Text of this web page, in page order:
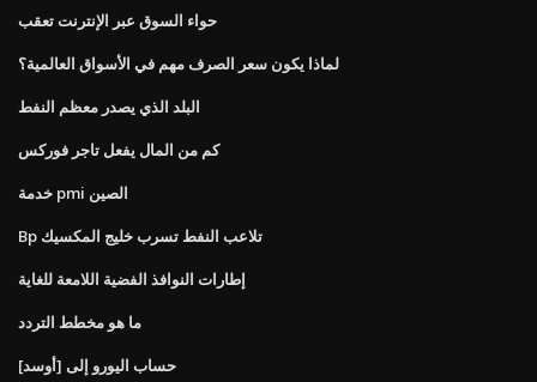
حواء السوق عبر الإنترنت تعقب
لماذا يكون سعر الصرف مهم في الأسواق العالمية؟
البلد الذي يصدر معظم النفط
كم من المال يفعل تاجر فوركس
خدمة pmi الصين
Bp تلاعب النفط تسرب خليج المكسيك
إطارات النوافذ الفضية اللامعة للغاية
ما هو مخطط التردد
حساب اليورو إلى [أوسد]